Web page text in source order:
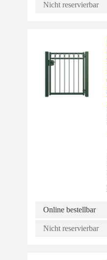
Nicht reservierbar
Online bestellbar
Nicht reservierbar